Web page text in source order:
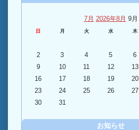
7月 2026年8月 9月
日 月 火 水 木
2
3 4 5 6
9
10 11 12 13
16
17 18 19 20
23
24 25 26 27
30
31
お知らせ